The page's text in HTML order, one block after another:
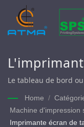
de bord
centrale
Le tableau de bord
Home /
Machine d'impression
Imprimante écran de